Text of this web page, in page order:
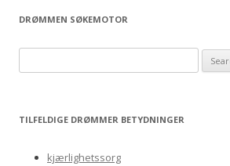
DRØMMEN SØKEMOTOR
e
rTILFELDIGE DRØMMER BETYDNINGER
kjærlighetssorg